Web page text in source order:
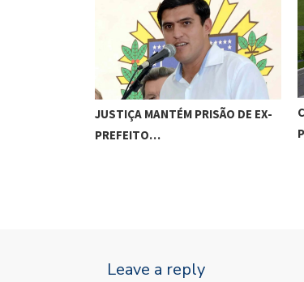
JUSTIÇA MANTÉM PRISÃO DE EX-
PREFEITO…
Leave a reply